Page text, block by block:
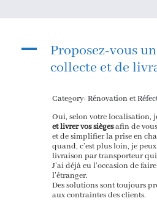
A
Proposez-vous
collecte et de
Category: Rénovation et
Oui, selon votre localisation,
et livrer vos siègesafin de
et de simplifier la prise en
quand, c’est plus loin, je
livraison par transporteur
J’ai déjà eu l’occasion de
l’étranger.
Des solutions sont toujours
aux contraintes des clients.